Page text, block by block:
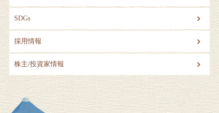
SDGs
採用情報
株主/投資家情報